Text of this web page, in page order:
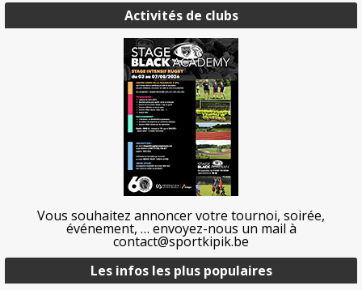
Activités de clubs
Vous souhaitez annoncer votre tournoi, soirée,
événement, … envoyez-nous un mail à
contact@sportkipik.be
Les infos les plus populaires